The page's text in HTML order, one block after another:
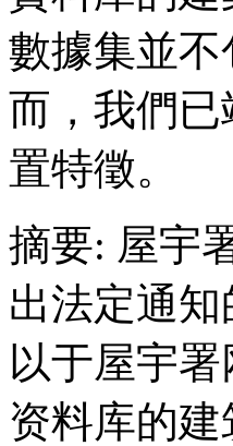
數據集並
而，我們
置特徵。
摘要: 屋宇
出法定通
以于屋宇
资料库的